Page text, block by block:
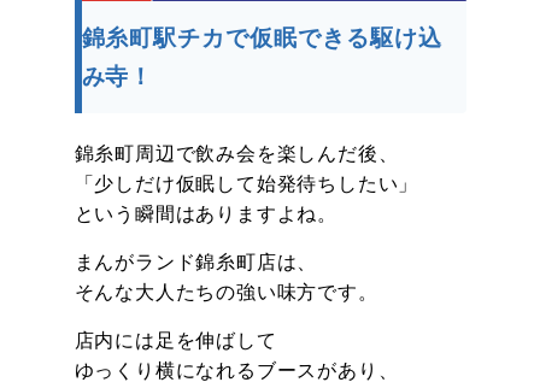
錦糸町駅チカで仮眠できる駆け込
み寺！
錦糸町周辺で飲み会を楽しんだ後、
「少しだけ仮眠して始発待ちしたい」
という瞬間はありますよね。
まんがランド錦糸町店は、
そんな大人たちの強い味方です。
店内には足を伸ばして
ゆっくり横になれるブースがあり、